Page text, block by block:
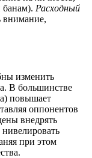
банам). Расходный
внимание,
изменить
В большинстве
повышает
оппонентов
внедрять
при этом